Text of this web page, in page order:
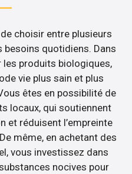
choisir entre plusieurs
quotidiens. Dans
les produits biologiques,
vie plus sain et plus
êtes en possibilité de
locaux, qui soutiennent
et réduisent l’empreinte
même, en achetant des
vous investissez dans
nocives pour